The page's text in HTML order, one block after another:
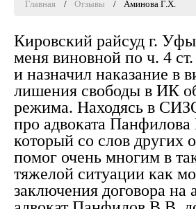
Отзывы
Всё о жалобах
Контакты
+7 937 337-82-01
Главная Отзывы Аминова Г.Х.
Кировский райсуд г.
меня виновной по ч. 4
и назначил наказание в
лишения свободы в ИК
режима. Находясь в
про адвоката
который со слов других
помог очень многим в
тяжелой ситуации как
заключения договора на